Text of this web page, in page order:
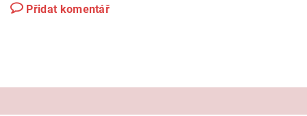
Přidat komentář